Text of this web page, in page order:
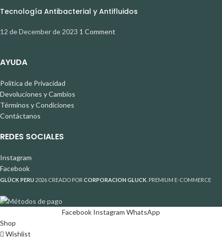
Tecnología Antibacterial y Antifluidos
12 de December de 2023 1 Comment
AYUDA
Política de Privacidad
Devoluciones y Cambios
Términos y Condiciones
Contáctanos
REDES SOCIALES
Instagram
Facebook
GLÜCK PERU 2026 CREADO POR CORPORACION GLUCK . PREMIUM E-COMMERCE
Facebook Instagram WhatsApp
Shop
Wishlist